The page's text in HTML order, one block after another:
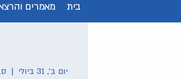
בית מאמרים
יום ב׳, 31 ביולי
  |